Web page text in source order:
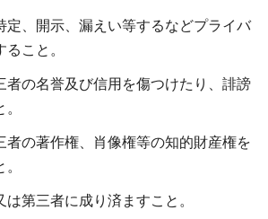
定、開示、漏えい等するなどプライバ
こと。
者の名誉及び信用を傷つけたり、誹謗
者の著作権、肖像権等の知的財産権を
は第三者に成り済ますこと。